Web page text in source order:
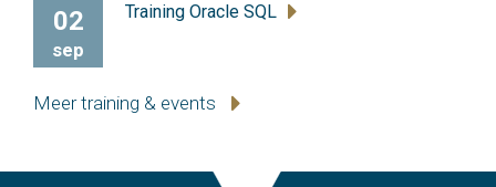
02
sep
Training Oracle SQL
Meer training & events